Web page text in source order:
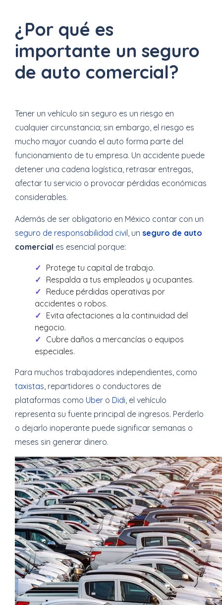
¿Por qué es
importante un seguro
de auto comercial?
Tener un vehículo sin seguro es un riesgo en
cualquier circunstancia; sin embargo, el riesgo es
mucho mayor cuando el auto forma parte del
funcionamiento de tu empresa. Un accidente puede
detener una cadena logística, retrasar entregas,
afectar tu servicio o provocar pérdidas económicas
considerables.
Además de ser obligatorio en México contar con un
seguro de responsabilidad civil , un seguro de auto
comercial es esencial porque:
Protege tu capital de trabajo.
Respalda a tus empleados y ocupantes.
Reduce pérdidas operativas por
accidentes o robos.
Evita afectaciones a la continuidad del
negocio.
Cubre daños a mercancías o equipos
especiales.
Para muchos trabajadores independientes, como
taxistas , repartidores o conductores de
plataformas como Uber o Didi , el vehículo
representa su fuente principal de ingresos. Perderlo
o dejarlo inoperante puede significar semanas o
meses sin generar dinero.